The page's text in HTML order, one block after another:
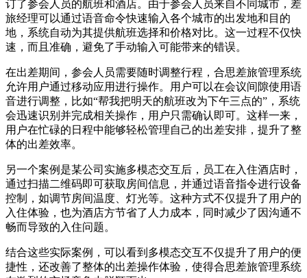
订了参会人员的航班和酒店。由于参会人员来自不同城市，差
旅经理可以通过语音命令快速输入各个城市的出发地和目的
地，系统自动为其提供航班选择和价格对比。这一过程不仅快
速，而且准确，避免了手动输入可能带来的错误。
在出差期间，参会人员需要随时调整行程，合思差旅管理系统
允许用户通过移动应用进行操作。用户可以在会议间隙使用语
音进行调整，比如“帮我把明天的航班改为下午三点的”，系统
会迅速识别并完成相关操作，用户只需确认即可。这样一来，
用户在忙碌的日程中能够轻松管理自己的出差安排，提升了整
体的出差效率。
另一个案例是某公司实施多模态交互后，员工在入住酒店时，
通过扫描二维码即可获取房间信息，并通过语音指令进行设备
控制，如调节房间温度、灯光等。这种方式不仅提升了用户的
入住体验，也为酒店方节省了人力成本，同时减少了因沟通不
畅而导致的入住问题。
结合这些实际案例，可以看到多模态交互不仅提升了用户的便
捷性，还改善了整体的出差操作体验，使得合思差旅管理系统